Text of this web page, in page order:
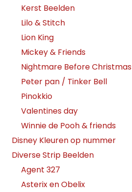
Kerst Beelden
Lilo & Stitch
Lion King
Mickey & Friends
Nightmare Before Christmas
Peter pan / Tinker Bell
Pinokkio
Valentines day
Winnie de Pooh & friends
Disney Kleuren op nummer
Diverse Strip Beelden
Agent 327
Asterix en Obelix